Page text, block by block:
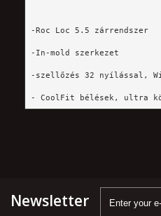
-Roc Loc 5.5 zárrendszer
-In-mold szerkezet
-szellőzés 32 nyílással,
- CoolFit bélések, ultra
Newsletter